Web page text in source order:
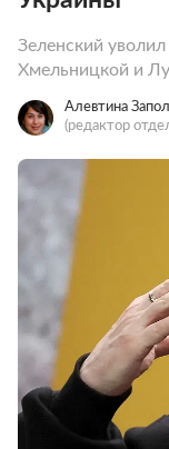
Зеленский
Хмельницкой и
Алевтина
(редактор